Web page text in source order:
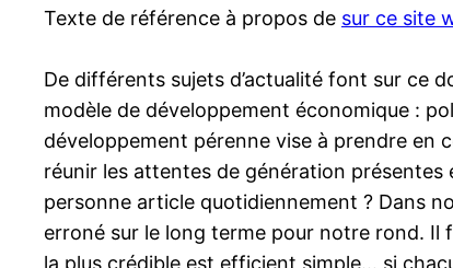
Texte de référence à propos de sur ce site
De différents sujets d’actualité font sur ce
modèle de développement économique :
développement pérenne vise à prendre en
réunir les attentes de génération présentes
personne article quotidiennement ? Dans
erroné sur le long terme pour notre rond. Il
la plus crédible est efficient simple… si